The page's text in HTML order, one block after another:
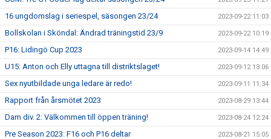
16 ungdomslag i seriespel, säsongen 23/24 2023-09-22 11:03
Bollskolan i Sköndal: Ändrad träningstid 23/9 2023-09-22 10:19
P16: Lidingö Cup 2023 2023-09-14 14:49
U15: Anton och Elly uttagna till distriktslaget! 2023-09-12 13:06
Sex nyutbildade unga ledare är redo! 2023-09-11 11:34
Rapport från årsmötet 2023 2023-08-29 13:44
Dam div. 2: Välkommen till öppen träning! 2023-08-24 12:24
Pre Season 2023: F16 och P16 deltar 2023-08-21 15:05